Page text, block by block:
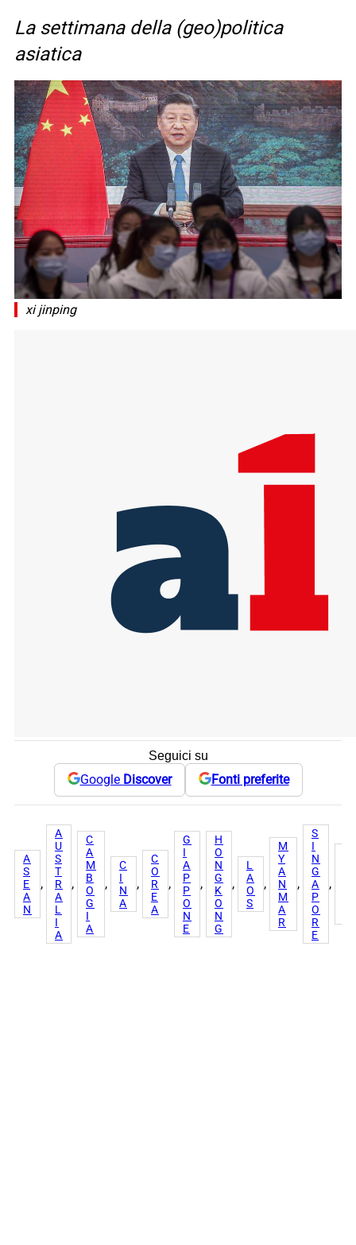
La settimana della (geo)politica
asiatica
xi jinping
Seguici su
Google Discover Fonti preferite
A
S
E
A
N
,
A
U
S
T
R
A
L
I
A
,
C
A
M
B
O
G
I
A
,
C
I
N
A
,
C
O
R
E
A
,
G
I
A
P
P
O
N
E
,
H
O
N
G
K
O
N
G
,
L
A
O
S
,
M
Y
A
N
M
A
R
,
S
I
N
G
A
P
O
R
E
,